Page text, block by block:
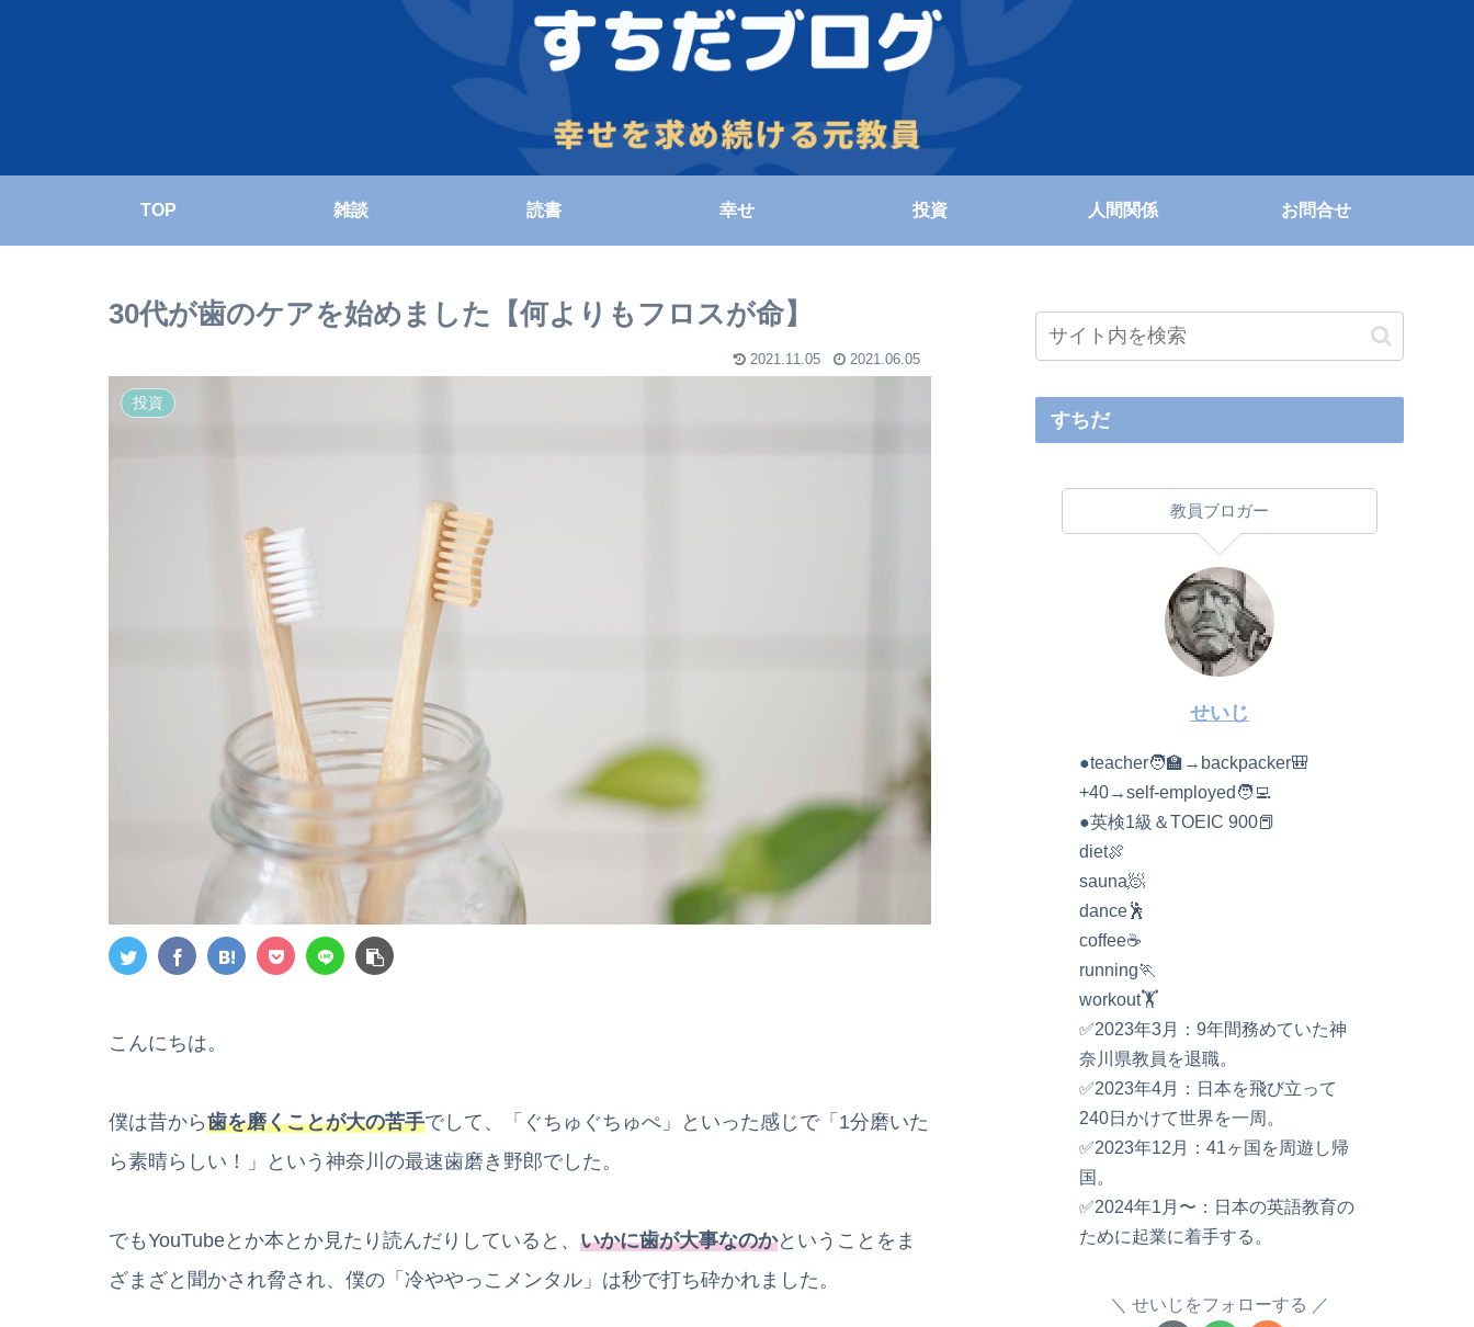
TOP 雑談 読書 幸せ 投資 人間関係 お問合せ
30代が歯のケアを始めました【何よりもフロスが命】
2021.11.05 2021.06.05
投資
こんにちは。
僕は昔から歯を磨くことが大の苦手でして、「ぐちゅぐちゅぺ」といった感じで「1分磨いた
ら素晴らしい！」という神奈川の最速歯磨き野郎でした。
でもYouTubeとか本とか見たり読んだりしていると、 いかに歯が大事なのかということをま
ざまざと聞かされ脅され、僕の「冷ややっこメンタル」は秒で打ち砕かれました。
すちだ
教員ブロガー
せいじ
●teacher🧑‍🏫→backpacker🎒
+40→self-employed🧑‍💻
●英検1級＆TOEIC 900📕
diet🍖
sauna🧖
dance🕺
coffee☕️
running🏃
workout🏋️
✅2023年3月：9年間務めていた神
奈川県教員を退職。
✅2023年4月：日本を飛び立って
240日かけて世界を一周。
✅2023年12月：41ヶ国を周遊し帰
国。
✅2024年1月〜：日本の英語教育の
ために起業に着手する。
せいじをフォローする